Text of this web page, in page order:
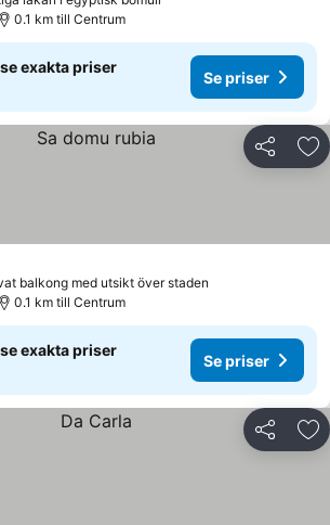
0.1 km till Centrum
exakta priser
Se priser
Dela
balkong med utsikt över staden
0.1 km till Centrum
exakta priser
Se priser
Dela